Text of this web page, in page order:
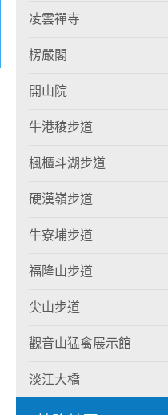
凌雲禪寺
楞嚴閣
開山院
牛港稜步道
楓櫃斗湖步道
硬漢嶺步道
牛寮埔步道
福隆山步道
尖山步道
觀音山猛禽展示館
淡江大橋